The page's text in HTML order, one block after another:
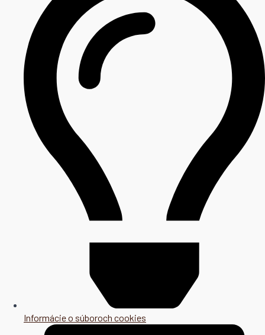
Informácie o súboroch cookies